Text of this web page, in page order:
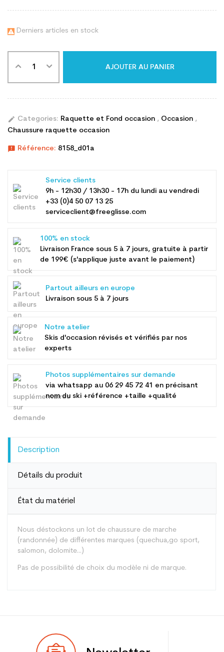
 Derniers articles en stock
AJOUTER AU PANIER
edit Categories: Raquette et Fond occasion , Occasion ,
Chaussure raquette occasion
announcement Référence: 8158_d01a
Service clients
9h - 12h30 / 13h30 - 17h du lundi au vendredi
+33 (0)4 50 07 13 25
serviceclient@freeglisse.com
100% en stock
Livraison France sous 5 à 7 jours, gratuite à partir
de 199€ (s'applique juste avant le paiement)
Partout ailleurs en europe
Livraison sous 5 à 7 jours
Notre atelier
Skis d'occasion révisés et vérifiés par nos
experts
Photos supplémentaires sur demande
via whatsapp au 06 29 45 72 41 en précisant
nom du ski +référence +taille +qualité
Description
Détails du produit
État du matériel
Nous déstockons un lot de chaussure de marche
(randonnée) de différentes marques (quechua,go sport,
salomon, dolomite...)
Pas de possibilité de choix du modèle ni de marque.